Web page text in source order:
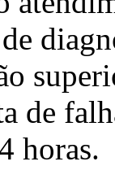
de
horas.